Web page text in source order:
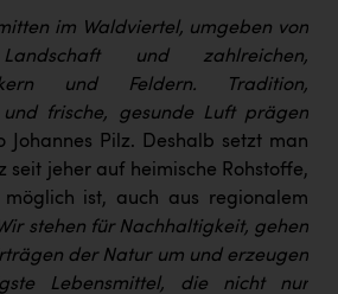
im Waldviertel, umgeben von
Landschaft und zahlreichen,
und Feldern. Tradition,
und frische, gesunde Luft prägen
Johannes Pilz. Deshalb setzt man
seit jeher auf heimische Rohstoffe,
ist, auch aus regionalem
stehen für Nachhaltigkeit, gehen
der Natur um und erzeugen
Lebensmittel, die nicht nur